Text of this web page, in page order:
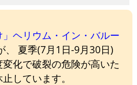
」ヘリウム・イン・バルー
、 夏季(7月1日-9月30日)
化で破裂の危険が高いた
しています。